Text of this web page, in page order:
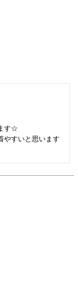
す☆
やすいと思います